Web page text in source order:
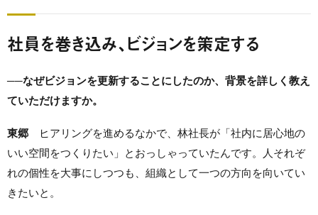
社員を巻き込み、ビジョンを策定する
──なぜビジョンを更新することにしたのか、背景を詳しく教え
ていただけますか。
東郷 ヒアリングを進めるなかで、林社長が「社内に居心地の
いい空間をつくりたい」とおっしゃっていたんです。人それぞ
れの個性を大事にしつつも、組織として一つの方向を向いてい
きたいと。